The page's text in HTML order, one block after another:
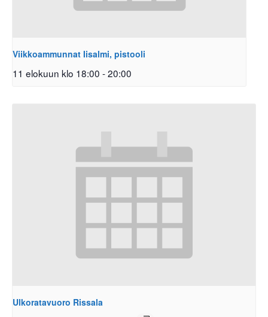
Viikkoammunnat Iisalmi, pistooli
11 elokuun klo 18:00 -20:00
Ulkoratavuoro Rissala